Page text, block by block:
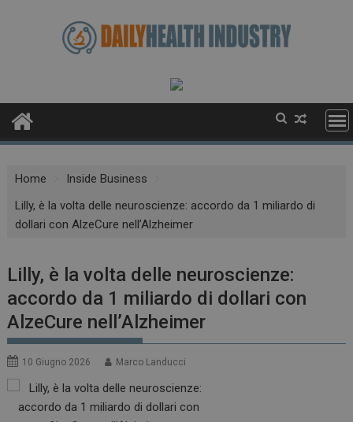
Home
Inside Business
Lilly, è la volta delle neuroscienze: accordo da 1 miliardo di
dollari con AlzeCure nell’Alzheimer
Lilly, è la volta delle neuroscienze:
accordo da 1 miliardo di dollari con
AlzeCure nell’Alzheimer
10 Giugno 2026 Marco Landucci